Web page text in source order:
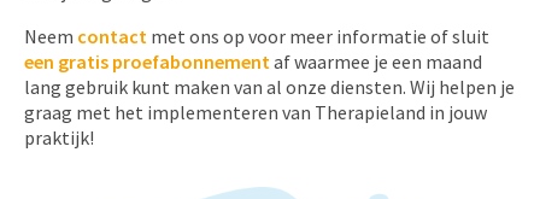
Neem contact met ons op voor meer informatie of sluit
een gratis proefabonnementaf waarmee je een maand
lang gebruik kunt maken van al onze diensten. Wij helpen je
graag met het implementeren van Therapieland in jouw
praktijk!